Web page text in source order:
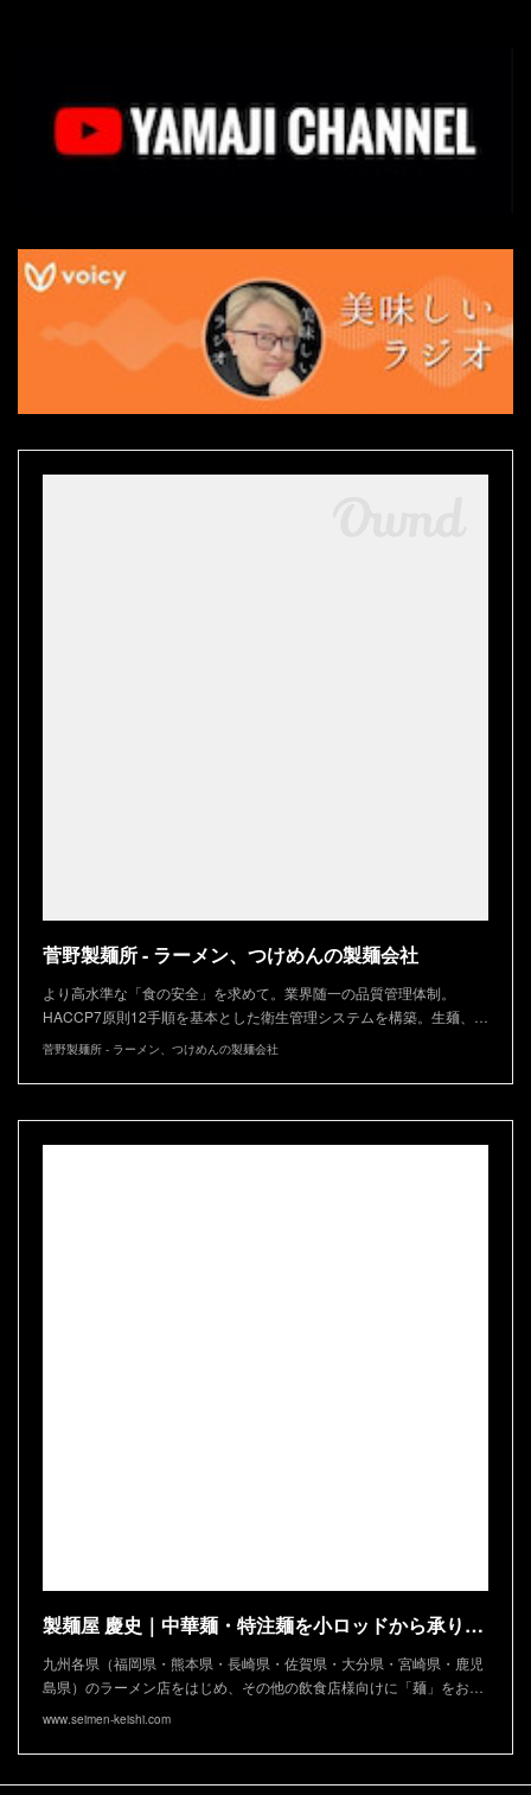
菅野製麺所 - ラーメン、つけめんの製麺会社
より高水準な「食の安全」を求めて。業界随一の品質管理体制。
HACCP7原則12手順を基本とした衛生管理システムを構築。生麺、…
菅野製麺所 - ラーメン、つけめんの製麺会社
製麺屋 慶史｜中華麺・特注麺を小ロッドから承ります
九州各県（福岡県・熊本県・長崎県・佐賀県・大分県・宮崎県・鹿児
島県）のラーメン店をはじめ、その他の飲食店様向けに「麺」をお…
www.seimen-keishi.com